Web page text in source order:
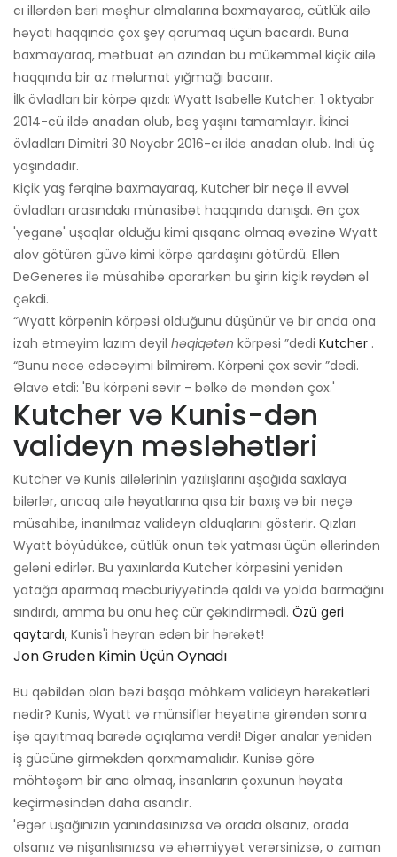
cı illərdən bəri məşhur olmalarına baxmayaraq, cütlük ailə
həyatı haqqında çox şey qorumaq üçün bacardı. Buna
baxmayaraq, mətbuat ən azından bu mükəmməl kiçik ailə
haqqında bir az məlumat yığmağı bacarır.
İlk övladları bir körpə qızdı: Wyatt Isabelle Kutcher. 1 oktyabr
2014-cü ildə anadan olub, beş yaşını tamamlayır. İkinci
övladları Dimitri 30 Noyabr 2016-cı ildə anadan olub. İndi üç
yaşındadır.
Kiçik yaş fərqinə baxmayaraq, Kutcher bir neçə il əvvəl
övladları arasındakı münasibət haqqında danışdı. Ən çox
'yeganə' uşaqlar olduğu kimi qısqanc olmaq əvəzinə Wyatt
alov götürən güvə kimi körpə qardaşını götürdü. Ellen
DeGeneres ilə müsahibə apararkən bu şirin kiçik rəydən əl
çəkdi.
“Wyatt körpənin körpəsi olduğunu düşünür və bir anda ona
izah etməyim lazım deyil həqiqətən körpəsi ”dedi Kutcher .
“Bunu necə edəcəyimi bilmirəm. Körpəni çox sevir ”dedi.
Əlavə etdi: 'Bu körpəni sevir - bəlkə də məndən çox.'
Kutcher və Kunis-dən
valideyn məsləhətləri
Kutcher və Kunis ailələrinin yazılışlarını aşağıda saxlaya
bilərlər, ancaq ailə həyatlarına qısa bir baxış və bir neçə
müsahibə, inanılmaz valideyn olduqlarını göstərir. Qızları
Wyatt böyüdükcə, cütlük onun tək yatması üçün əllərindən
gələni edirlər. Bu yaxınlarda Kutcher körpəsini yenidən
yatağa aparmaq məcburiyyətində qaldı və yolda barmağını
sındırdı, amma bu onu heç cür çəkindirmədi. Özü geri
qaytardı, Kunis'i heyran edən bir hərəkət!
Jon Gruden Kimin Üçün Oynadı
Bu qəbildən olan bəzi başqa möhkəm valideyn hərəkətləri
nədir? Kunis, Wyatt və münsiflər heyətinə girəndən sonra
işə qayıtmaq barədə açıqlama verdi! Digər analar yenidən
iş gücünə girməkdən qorxmamalıdır. Kunisə görə
möhtəşəm bir ana olmaq, insanların çoxunun həyata
keçirməsindən daha asandır.
'Əgər uşağınızın yanındasınızsa və orada olsanız, orada
olsanız və nişanlısınızsa və əhəmiyyət verərsinizsə, o zaman